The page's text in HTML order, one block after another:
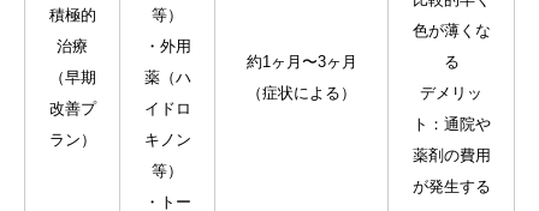
積極的
治療
（早期
改善プ
ラン）
等）
・外用
薬（ハ
イドロ
キノン
等）
・トー
約1ヶ月〜3ヶ月
（症状による）
色が薄くな
る
デメリッ
ト：通院や
薬剤の費用
が発生する
採用情報